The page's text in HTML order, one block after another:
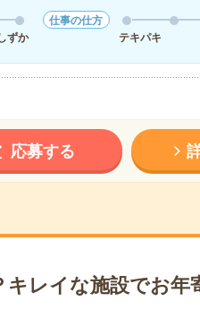
ずか
仕事の仕方
テキパキ
応募する
キレイな施設でお年